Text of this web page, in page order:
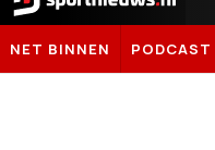
Sportnieuws.nl
NET BINNEN PODCAST